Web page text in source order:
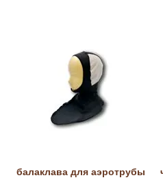
балаклава для аэротрубы